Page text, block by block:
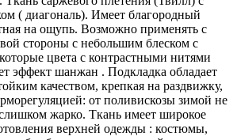
( диагональ). Имеет благородный
на ощупь. Возможно применять с
стороны с небольшим блеском с
цвета с контрастными нитями
эффект шанжан . Подкладка обладает
качеством, крепкая на раздвижку,
от поливискозы зимой не
жарко. Ткань имеет широкое
верхней одежды : костюмы,